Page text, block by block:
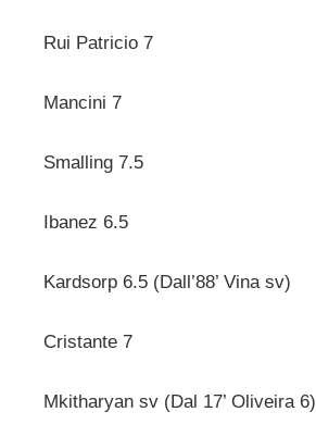
Rui Patricio 7
Mancini 7
Smalling 7.5
Ibanez 6.5
Kardsorp 6.5 (Dall’88’ Vina sv)
Cristante 7
Mkitharyan sv (Dal 17’ Oliveira 6)